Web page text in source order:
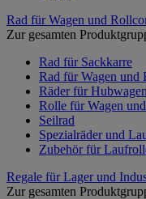
Rad für Wagen und
Zur gesamten
Rad für Sackkarre
Rad für Wagen und
Räder für Hubwagen
Rolle für Wagen
Seilrad
Spezialräder und
Zubehör für
Regale für Lager und
Zur gesamten